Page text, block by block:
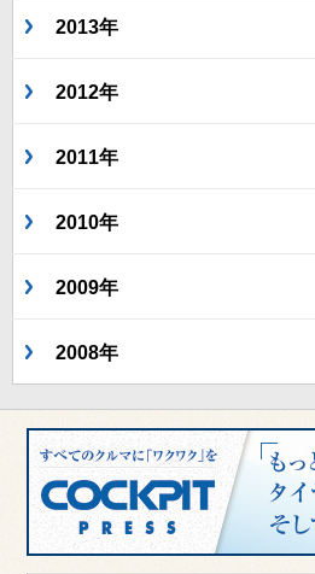
2013年
2012年
2011年
2010年
2009年
2008年